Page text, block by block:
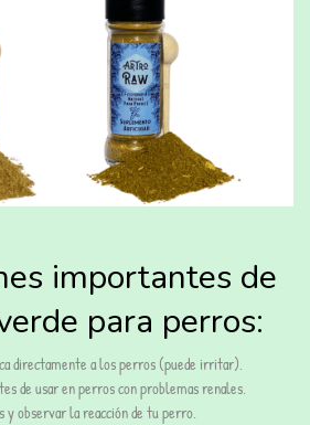
importantes de
para perros:
directamente a los perros (puede irritar).
de usar en perros con problemas renales.
y observar la reacción de tu perro.